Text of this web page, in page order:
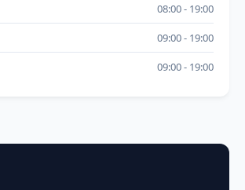
08:00 19:00
09:00 19:00
09:00 19:00